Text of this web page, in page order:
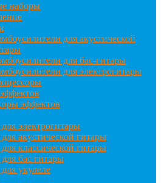
наборы
для акустической
для бас-гитары
для электрогитары
эффектов
электрогитары
акустической гитары
классической гитары
бас гитары
укулеле